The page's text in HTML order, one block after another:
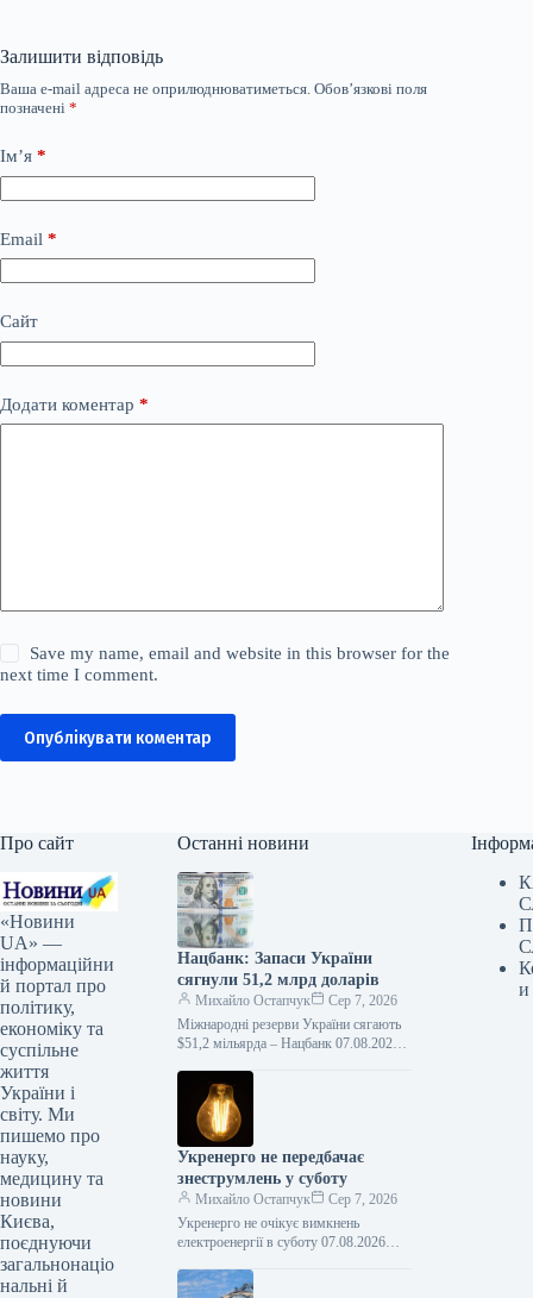
Залишити відповідь
Ваша e-mail адреса не оприлюднюватиметься. Обов’язкові поля
позначені *
Ім’я *
Email *
Сайт
Додати коментар *
Save my name, email and website in this browser for the
next time I comment.
Опублікувати коментар
Про сайт
«Новини
UA» —
інформаційни
й портал про
політику,
економіку та
суспільне
життя
України і
світу. Ми
пишемо про
науку,
медицину та
новини
Києва,
поєднуючи
загальнонаціо
нальні й
Останні новини
Нацбанк: Запаси України
сягнули 51,2 млрд доларів
Михайло Остапчук
Сер 7, 2026
Міжнародні резерви України сягають
$51,2 мільярда – Нацбанк 07.08.2026
України у липні 2026 року
зменшилися на…
Укренерго не передбачає
знеструмлень у суботу
Михайло Остапчук
Сер 7, 2026
Укренерго не очікує вимкнень
електроенергії в суботу 07.08.2026
на території України не передбачається
и